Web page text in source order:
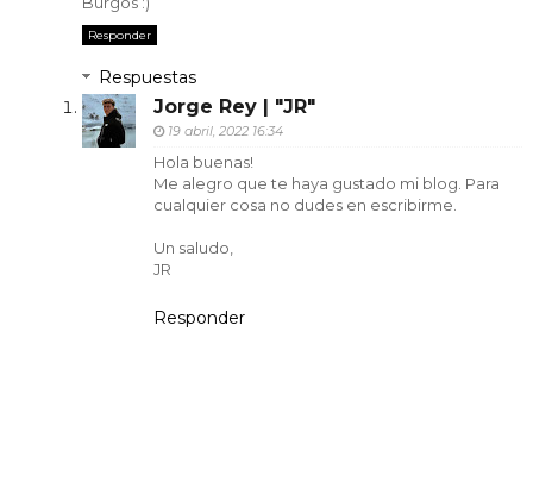
Responder
Respuestas
Jorge Rey | "JR"
19 abril, 2022 16:34
Hola buenas!
Me alegro que te haya gustado mi blog. Para
cualquier cosa no dudes en escribirme.
Un saludo,
JR
Responder